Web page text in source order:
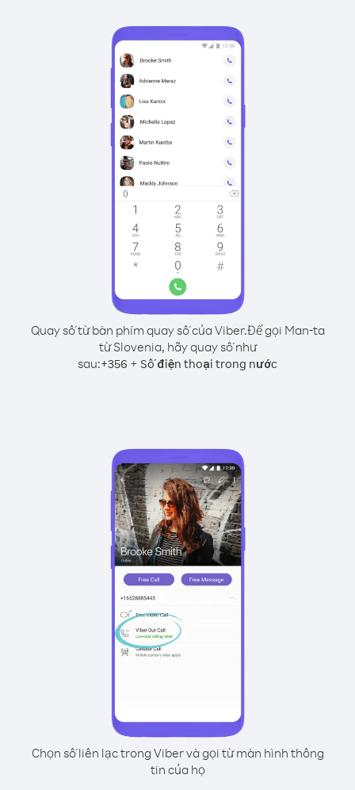
Quay số từ bàn phím quay số của Viber.Để gọi Man-ta
từ Slovenia, hãy quay số như
sau:+356 + Số điện thoại trong nước
Chọn số liên lạc trong Viber và gọi từ màn hình thông
tin của họ